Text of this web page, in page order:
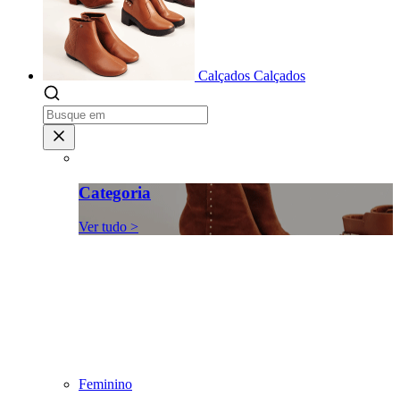
Calçados Calçados
Categoria
Ver tudo >
Feminino